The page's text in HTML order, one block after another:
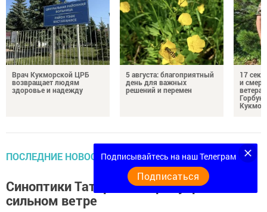
Врач Кукморской ЦРБ
возвращает людям
здоровье и надежду
5 августа: благоприятный
день для важных
решений и перемен
17
и
ПОСЛЕДНИЕ НОВОСТИ
Синоптики Татарстана предупредили о
сильном ветре
Подписывайтесь на наш Телеграм
Подписаться